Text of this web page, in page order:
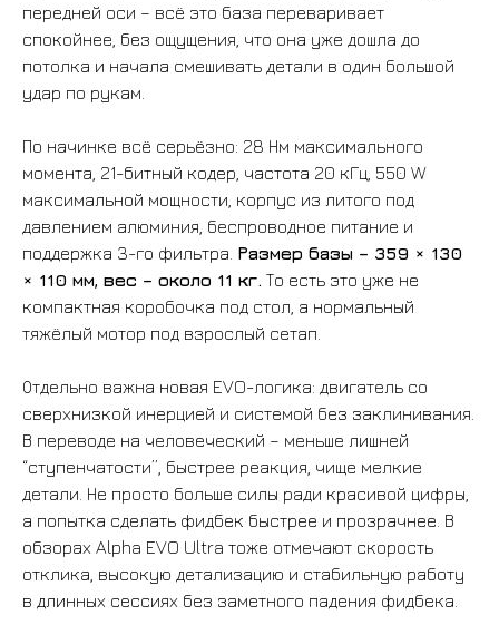
передней оси – всё это база переваривает
спокойнее, без ощущения, что она уже дошла до
потолка и начала смешивать детали в один большой
удар по рукам.
По начинке всё серьёзно: 28 Нм максимального
момента, 21-битный кодер, частота 20 кГц, 550 W
максимальной мощности, корпус из литого под
давлением алюминия, беспроводное питание и
поддержка 3-го фильтра. Размер базы – 359 × 130
× 110 мм, вес – около 11 кг. То есть это уже не
компактная коробочка под стол, а нормальный
тяжёлый мотор под взрослый сетап.
Отдельно важна новая EVO-логика: двигатель со
сверхнизкой инерцией и системой без заклинивания.
В переводе на человеческий – меньше лишней
“ступенчатости”, быстрее реакция, чище мелкие
детали. Не просто больше силы ради красивой цифры,
а попытка сделать фидбек быстрее и прозрачнее. В
обзорах Alpha EVO Ultra тоже отмечают скорость
отклика, высокую детализацию и стабильную работу
в длинных сессиях без заметного падения фидбека.